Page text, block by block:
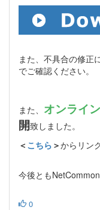
また、不具合の修正
でご確認ください。
また、 オンライ
開致しました。
＜ こちら ＞からリン
今後とも
0